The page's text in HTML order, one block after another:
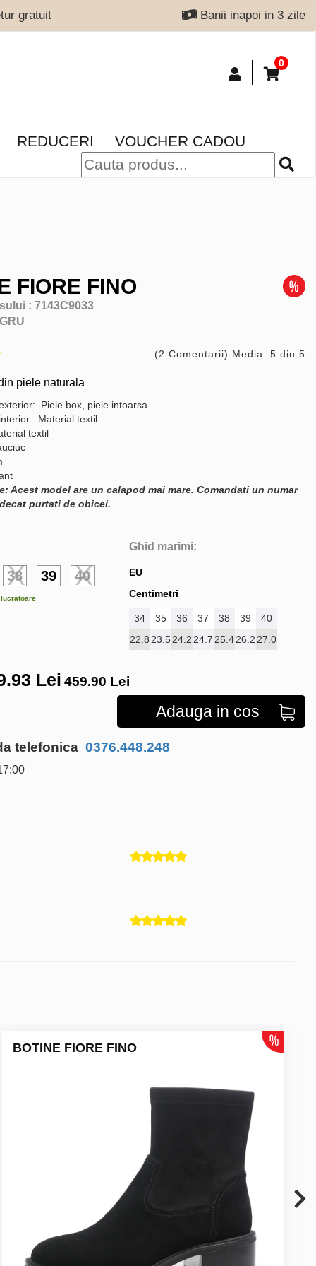
gratuit Banii inapoi in 3 zile
0
REDUCERI VOUCHER CADOU
FIORE FINO
: 7143C9033
(2 Comentarii) Media: 5 din 5
piele naturala
Piele box, piele intoarsa
Material textil
textil
Acest model are un calapod mai mare. Comandati un numar
purtati de obicei.
38 39 40
Ghid marimi:
EU
Centimetri
34 35 36 37 38 39
40
22.8 23.524.2 24.7 25.426.2 27.0
Lei 459.90 Lei
Adauga in cos
telefonica 0376.448.248
BOTINE FIORE FINO